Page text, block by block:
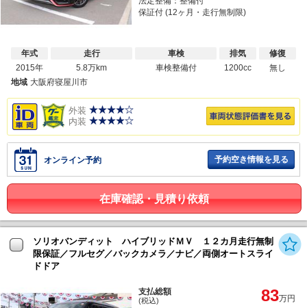
保証付 (12ヶ月・走行無制限)
年式
2015年
走行
5.8万km
車検
車検整備付
排気
1200cc
修復
無し
地域 大阪府寝屋川市
外装
内装
オンライン予約 予約空き情報を見る
在庫確認・見積り依頼
ソリオバンディット ハイブリッドＭＶ １２カ月走行無制
限保証／フルセグ／バックカメラ／ナビ／両側オートスライ
ドドア
支払総額
(税込) 83万円